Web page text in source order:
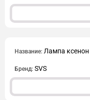
Название: Лампа
Бренд: SVS